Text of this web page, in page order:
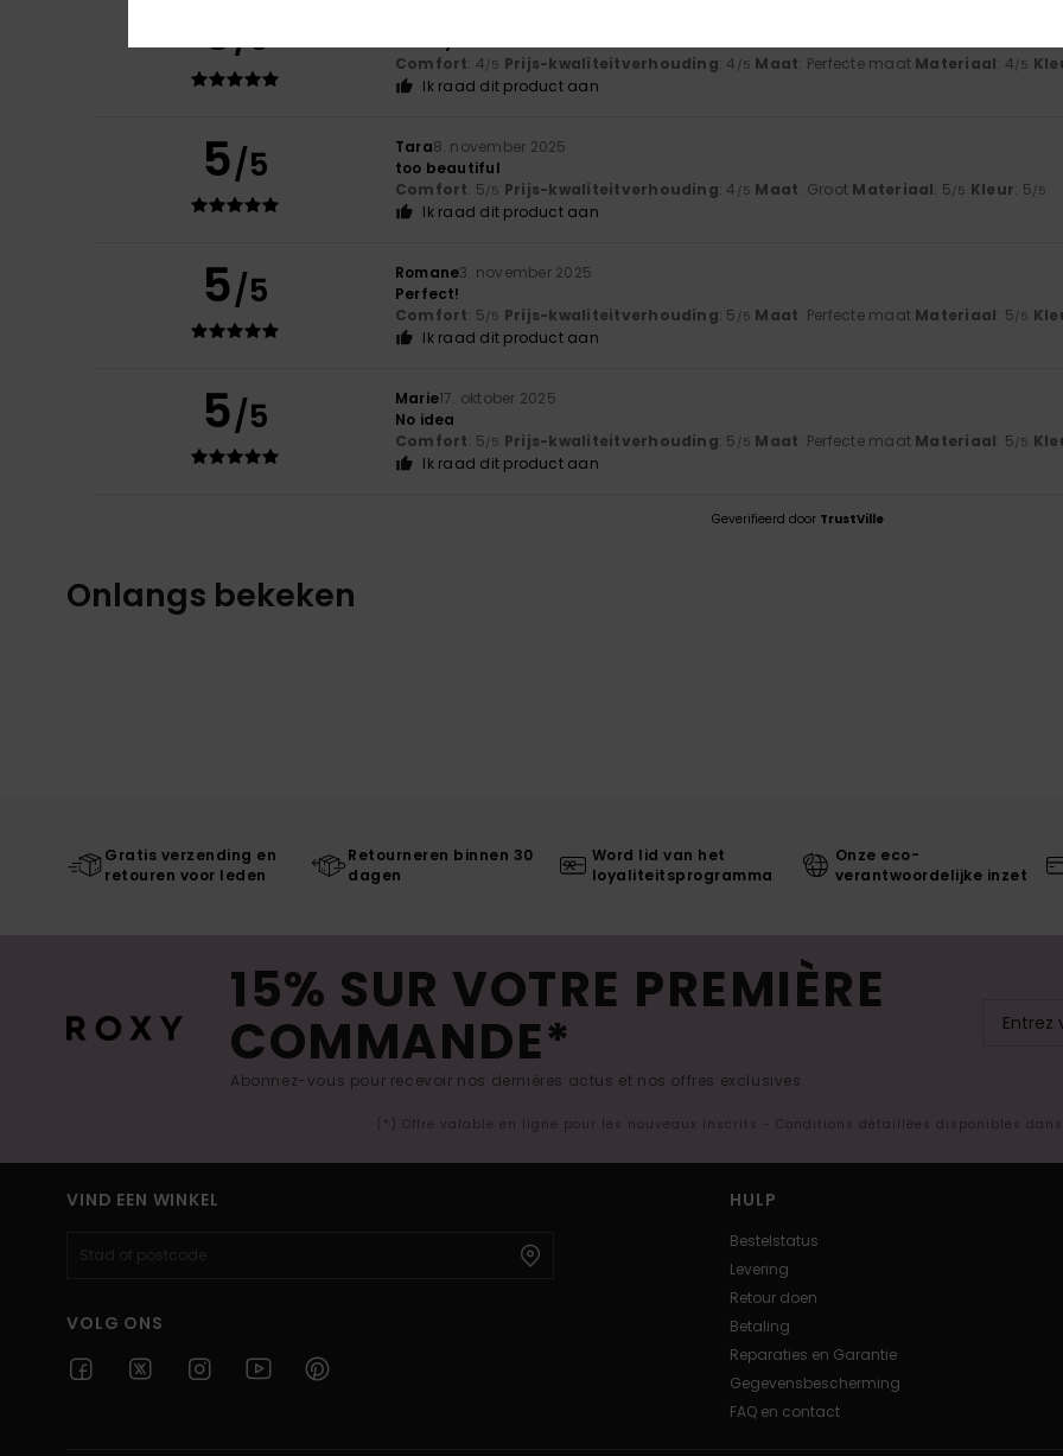
5/5
Great jacket
Comfort: 4/5 Prijs-kwaliteitverhouding: 4 /5 Maat: Perfecte maat Materiaal: 4/5
Ik raad dit product aan
5/5 Tara8. november 2025
too beautiful
Comfort: 5/5 Prijs-kwaliteitverhouding: 4 /5 Maat: Groot Materiaal: 5/5 Kleur: 5/5
Ik raad dit product aan
5/5 Romane3. november 2025
Perfect!
Comfort: 5/5 Prijs-kwaliteitverhouding: 5 /5 Maat: Perfecte maat Materiaal: 5/5
Ik raad dit product aan
5/5 Marie17. oktober 2025
No idea
Comfort: 5/5 Prijs-kwaliteitverhouding: 5 /5 Maat: Perfecte maat Materiaal: 5/5
Ik raad dit product aan
Geverifieerd door TrustVille
Onlangs bekeken
Gratis verzending en
retouren voor leden
Retourneren binnen 30
dagen
Word lid van het
loyaliteitsprogramma
Onze eco-
verantwoordelijke inzet
15% SUR VOTRE PREMIÈRE
COMMANDE*
Abonnez-vous pour recevoir nos dernières actus et nos offres exclusives.
(*) Offre valable en ligne pour les nouveaux inscrits - Conditions détaillées disponibles
VIND EEN WINKEL
VOLG ONS
HULP
Bestelstatus
Levering
Retour doen
Betaling
Reparaties en Garantie
Gegevensbescherming
FAQ en contact